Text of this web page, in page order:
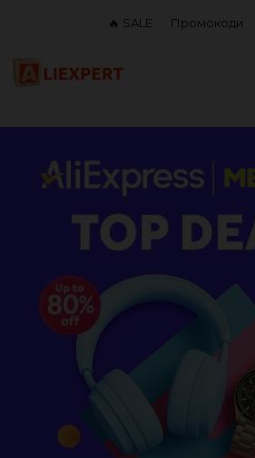
вмісту
🔥 SALE Промокоди